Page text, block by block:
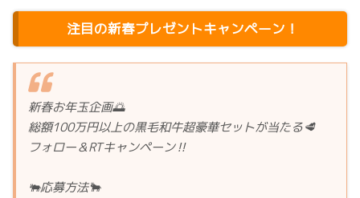
注目の新春プレゼントキャンペーン！
新春お年玉企画🌅
総額100万円以上の黒毛和牛超豪華セットが当たる🥩
フォロー＆RTキャンペーン‼️
🐃応募方法🐂